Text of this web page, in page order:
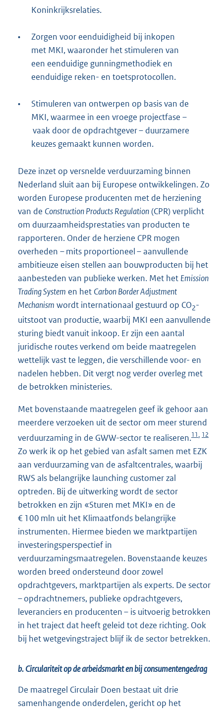
Koninkrijksrelaties.
•
Zorgen voor eenduidigheid bij inkopen
met MKI, waaronder het stimuleren van
een eenduidige gunningmethodiek en
eenduidige reken- en toetsprotocollen.
•
Stimuleren van ontwerpen op basis van de
MKI, waarmee in een vroege projectfase –
vaak door de opdrachtgever – duurzamere
keuzes gemaakt kunnen worden.
Deze inzet op versnelde verduurzaming binnen
Nederland sluit aan bij Europese ontwikkelingen. Zo
worden Europese producenten met de herziening
van de Construction Products Regulation(CPR) verplicht
om duurzaamheidsprestaties van producten te
rapporteren. Onder de herziene CPR mogen
overheden – mits proportioneel – aanvullende
ambitieuze eisen stellen aan bouwproducten bij het
aanbesteden van publieke werken. Met het Emission
Trading System en het Carbon Border Adjustment
Mechanism wordt internationaal gestuurd op CO2-
uitstoot van productie, waarbij MKI een aanvullende
sturing biedt vanuit inkoop. Er zijn een aantal
juridische routes verkend om beide maatregelen
wettelijk vast te leggen, die verschillende voor- en
nadelen hebben. Dit vergt nog verder overleg met
de betrokken ministeries.
Met bovenstaande maatregelen geef ik gehoor aan
meerdere verzoeken uit de sector om meer sturend
verduurzaming in de GWW-sector te realiseren.11, 12
Zo werk ik op het gebied van asfalt samen met EZK
aan verduurzaming van de asfaltcentrales, waarbij
RWS als belangrijke launching customer zal
optreden. Bij de uitwerking wordt de sector
betrokken en zijn «Sturen met MKI» en de
€ 100 mln uit het Klimaatfonds belangrijke
instrumenten. Hiermee bieden we marktpartijen
investeringsperspectief in
verduurzamingsmaatregelen. Bovenstaande keuzes
worden breed ondersteund door zowel
opdrachtgevers, marktpartijen als experts. De sector
– opdrachtnemers, publieke opdrachtgevers,
leveranciers en producenten – is uitvoerig betrokken
in het traject dat heeft geleid tot deze richting. Ook
bij het wetgevingstraject blijf ik de sector betrekken.
b. Circulariteit op de arbeidsmarkt en bij consumentengedrag
De maatregel Circulair Doen bestaat uit drie
samenhangende onderdelen, gericht op het